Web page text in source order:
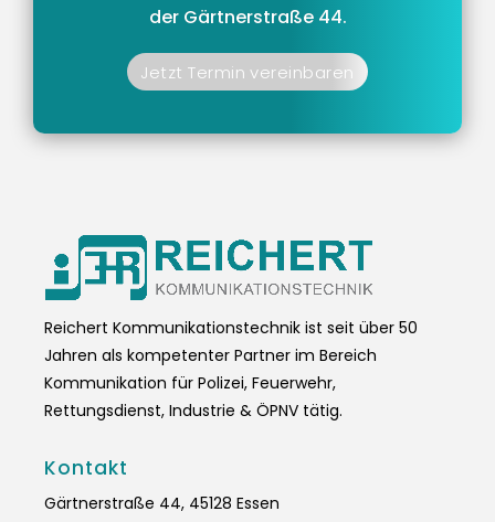
der Gärtnerstraße 44.
Jetzt Termin vereinbaren
Reichert Kommunikationstechnik ist seit über 50
Jahren als kompetenter Partner im Bereich
Kommunikation für Polizei, Feuerwehr,
Rettungsdienst, Industrie & ÖPNV tätig.
Kontakt
Gärtnerstraße 44, 45128 Essen